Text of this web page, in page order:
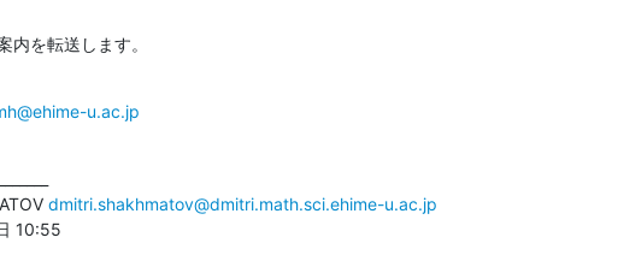
内を転送します。
u.ac.jp
dmitri.shakhmatov@dmitri.math.sci.ehime-u.ac.jp
10:55